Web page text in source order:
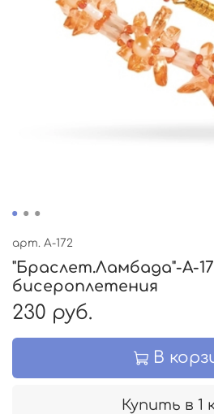
арт. А-172
"Браслет.Ламбада"-А-
бисероплетения
230 руб.
В
Купить в 1